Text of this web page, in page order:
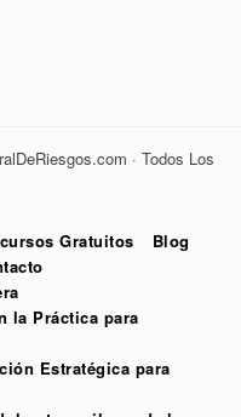
· Todos Los
Gratuitos
Blog
la Práctica para
Estratégica para